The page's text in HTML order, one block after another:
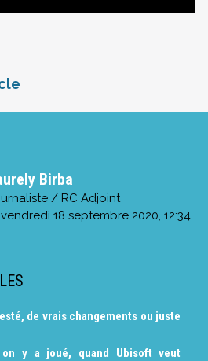
Birba
/ RC Adjoint
vendredi 18 septembre 2020, 12:34
de vrais changements ou juste
y a joué, quand Ubisoft veut